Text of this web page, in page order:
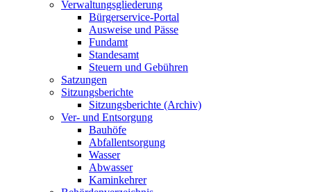
Verwaltungsgliederung
Bürgerservice-Portal
Ausweise und Pässe
Fundamt
Standesamt
Steuern und Gebühren
Satzungen
Sitzungsberichte
Sitzungsberichte (Archiv)
Ver- und Entsorgung
Bauhöfe
Abfallentsorgung
Wasser
Abwasser
Kaminkehrer